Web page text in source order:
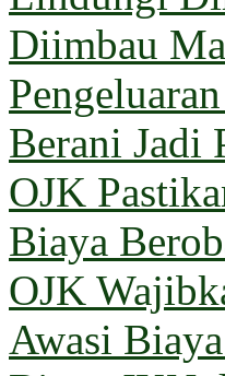
Diimbau
Berani Jadi
OJK
Biaya
OJK
Awasi